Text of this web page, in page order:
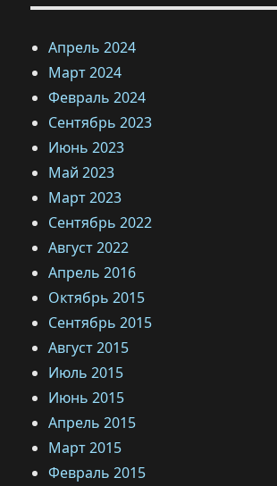
Апрель 2024
Март 2024
Февраль 2024
Сентябрь 2023
Июнь 2023
Май 2023
Март 2023
Сентябрь 2022
Август 2022
Апрель 2016
Октябрь 2015
Сентябрь 2015
Август 2015
Июль 2015
Июнь 2015
Апрель 2015
Март 2015
Февраль 2015